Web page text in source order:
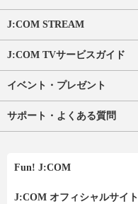
J:COM STREAM
J:COM TVサービスガイド
イベント・プレゼント
サポート・よくある質問
Fun! J:COM
J:COM オフィシャルサイト